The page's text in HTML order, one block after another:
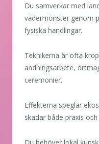
Du samverkar med
vädermönster genom
fysiska handlingar.
Teknikerna är ofta
andningsarbete,
ceremonier.
Effekterna speglar
skadar både praxis